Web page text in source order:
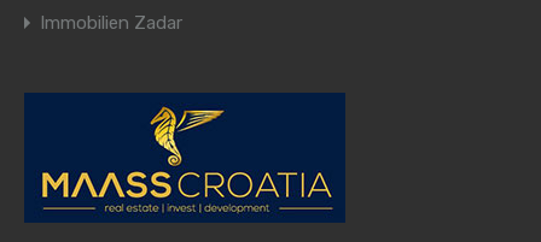
Immobilien Zadar